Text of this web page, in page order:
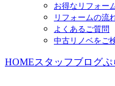
お得なリフォー
リフォームの流
よくあるご質問
中古リノベをご
HOMEスタッフブログぷ